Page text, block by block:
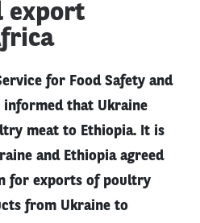
export
for Food Safety and
informed that Ukraine
meat to Ethiopia. It is
and Ethiopia agreed
for exports of poultry
from Ukraine to